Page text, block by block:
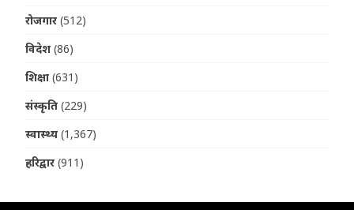
रोजगार (512)
विदेश (86)
शिक्षा (631)
संस्कृति (229)
स्वास्थ्य (1,367)
हरिद्वार (911)